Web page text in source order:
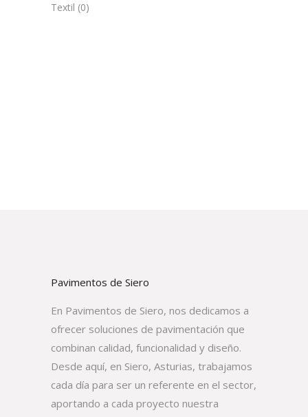
Textil (0)
Pavimentos de Siero
En Pavimentos de Siero, nos dedicamos a
ofrecer soluciones de pavimentación que
combinan calidad, funcionalidad y diseño.
Desde aquí, en Siero, Asturias, trabajamos
cada día para ser un referente en el sector,
aportando a cada proyecto nuestra